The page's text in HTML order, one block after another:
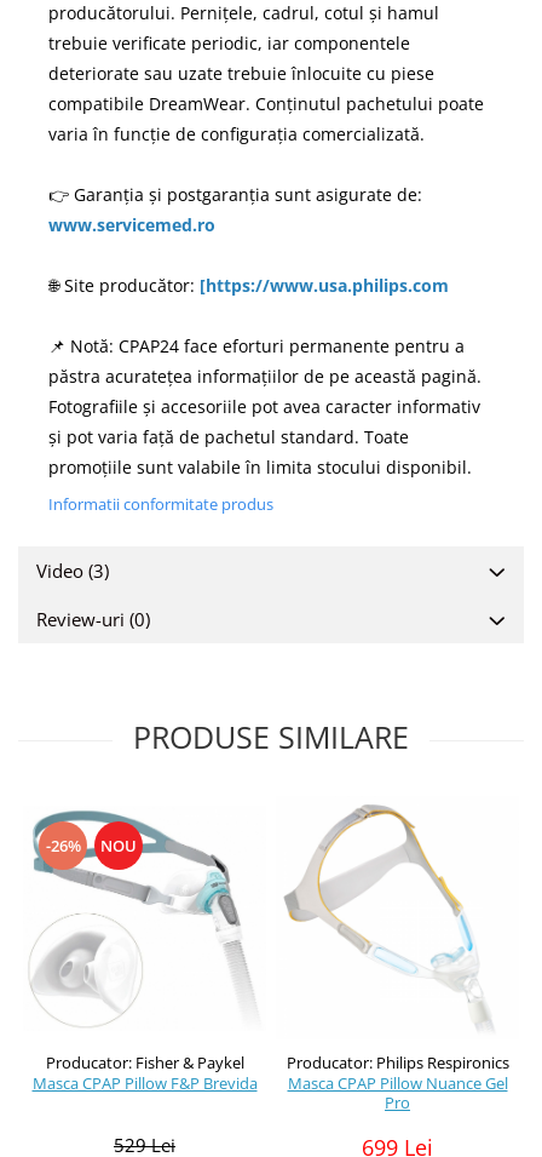
producătorului. Pernițele, cadrul, cotul și hamul
trebuie verificate periodic, iar componentele
deteriorate sau uzate trebuie înlocuite cu piese
compatibile DreamWear. Conținutul pachetului poate
varia în funcție de configurația comercializată.
👉 Garanția și postgaranția sunt asigurate de:
www.servicemed.ro
🌐 Site producător: [https://www.usa.philips.com
📌 Notă: CPAP24 face eforturi permanente pentru a
păstra acuratețea informațiilor de pe această pagină.
Fotografiile și accesoriile pot avea caracter informativ
și pot varia față de pachetul standard. Toate
promoțiile sunt valabile în limita stocului disponibil.
Informatii conformitate produs
Video (3)
Review-uri (0)
PRODUSE SIMILARE
-26% NOU
Producator: Fisher & Paykel
Masca CPAP Pillow F&P Brevida
529 Lei
Producator: Philips Respironics
Masca CPAP Pillow Nuance Gel
Pro
699 Lei